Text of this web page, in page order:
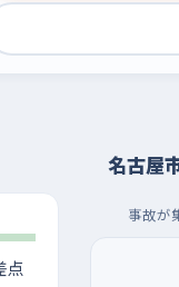
点
名古屋
事故が